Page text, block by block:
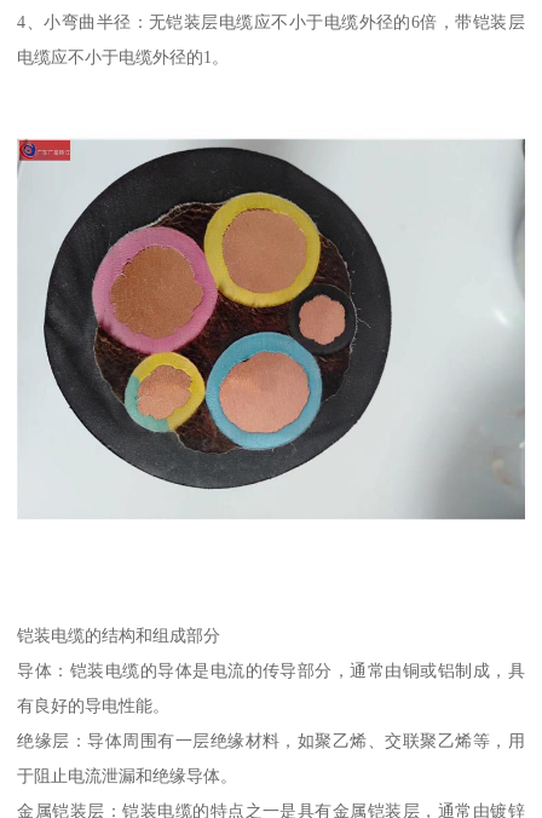
4、小弯曲半径：无铠装层电缆应不小于电缆外径的6倍，带铠装层
电缆应不小于电缆外径的1。
铠装电缆的结构和组成部分
导体：铠装电缆的导体是电流的传导部分，通常由铜或铝制成，具
有良好的导电性能。
绝缘层：导体周围有一层绝缘材料，如聚乙烯、交联聚乙烯等，用
于阻止电流泄漏和绝缘导体。
金属铠装层：铠装电缆的特点之一是具有金属铠装层，通常由镀锌